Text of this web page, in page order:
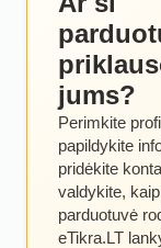
jums?
Perimkite
papildykite
pridėkite
valdykite,
parduotuvė
eTikra.LT